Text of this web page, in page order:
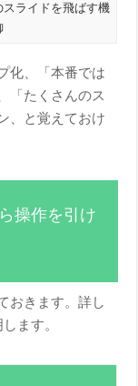
ライドを飛ばす機
化、「本番では
「たくさんのス
、と覚えておけ
操作を引け
おきます。詳し
ます。